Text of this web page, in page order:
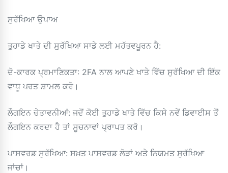
ਸੁਰੱਖਿਆ ਉਪਾਅ
ਤੁਹਾਡੇ ਖਾਤੇ ਦੀ ਸੁਰੱਖਿਆ ਸਾਡੇ ਲਈ ਮਹੱਤਵਪੂਰਨ ਹੈ:
ਦੋ-ਕਾਰਕ ਪ੍ਰਮਾਣਿਕਤਾ: 2FA ਨਾਲ ਆਪਣੇ ਖਾਤੇ ਵਿੱਚ ਸੁਰੱਖਿਆ ਦੀ ਇੱਕ
ਵਾਧੂ ਪਰਤ ਸ਼ਾਮਲ ਕਰੋ।
ਲੌਗਇਨ ਚੇਤਾਵਨੀਆਂ: ਜਦੋਂ ਕੋਈ ਤੁਹਾਡੇ ਖਾਤੇ ਵਿੱਚ ਕਿਸੇ ਨਵੇਂ ਡਿਵਾਈਸ ਤੋਂ
ਲੌਗਇਨ ਕਰਦਾ ਹੈ ਤਾਂ ਸੂਚਨਾਵਾਂ ਪ੍ਰਾਪਤ ਕਰੋ।
ਪਾਸਵਰਡ ਸੁਰੱਖਿਆ: ਸਖ਼ਤ ਪਾਸਵਰਡ ਲੋੜਾਂ ਅਤੇ ਨਿਯਮਤ ਸੁਰੱਖਿਆ
ਜਾਂਚਾਂ।